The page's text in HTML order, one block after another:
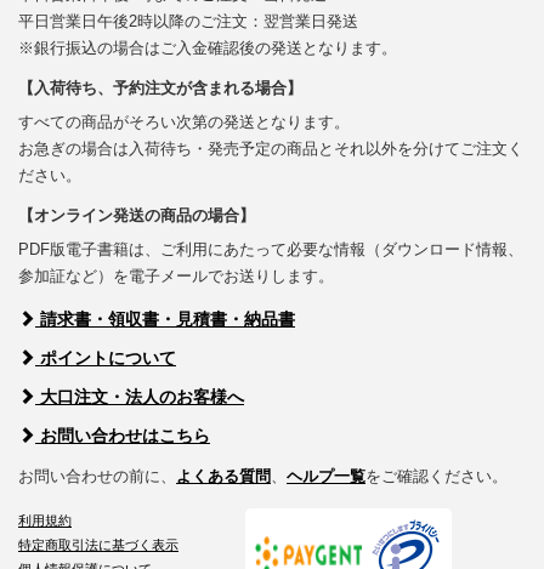
平日営業日午後2時以降のご注文：翌営業日発送
※銀行振込の場合はご入金確認後の発送となります。
【入荷待ち、予約注文が含まれる場合】
すべての商品がそろい次第の発送となります。
お急ぎの場合は入荷待ち・発売予定の商品とそれ以外を分けてご注文く
ださい。
【オンライン発送の商品の場合】
PDF版電子書籍は、ご利用にあたって必要な情報（ダウンロード情報、
参加証など）を電子メールでお送りします。
請求書・領収書・見積書・納品書
ポイントについて
大口注文・法人のお客様へ
お問い合わせはこちら
お問い合わせの前に、 よくある質問、 ヘルプ一覧をご確認ください。
利用規約
特定商取引法に基づく表示